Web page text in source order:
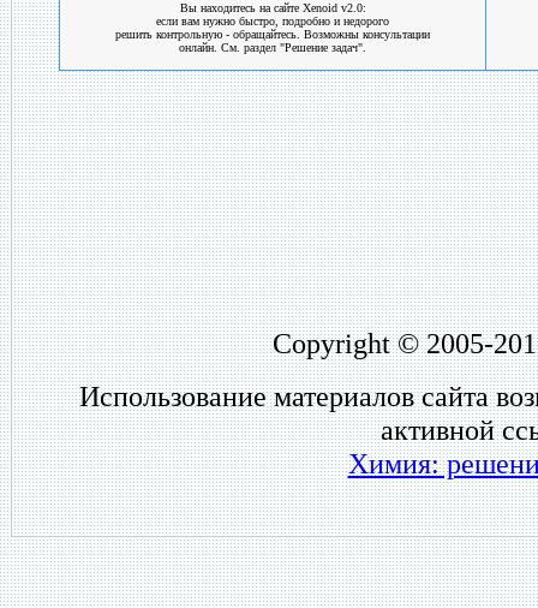
Вы находитесь на сайте Xenoid v2.0:
если вам нужно быстро, подробно и недорого
решить контрольную - обращайтесь. Возможны консультации
онлайн. См. раздел "Решение задач".
Copyright © 2005-
Использование материалов сайта
активной
Химия: